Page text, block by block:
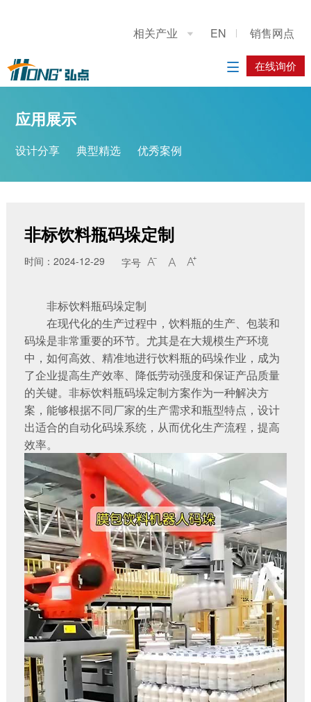
相关产业  EN 销售网点
在线询价

公司简介
设计分享
优秀案例
重型龙门上下料桁架机械手
工业机器人
履带底盘
系统方案
在线询价
应用展示
设计分享 典型精选 优秀案例
非标饮料瓶码垛定制
时间：2024-12-29 字号   
非标饮料瓶码垛定制
在现代化的生产过程中，饮料瓶的生产、包装和
码垛是非常重要的环节。尤其是在大规模生产环境
中，如何高效、精准地进行饮料瓶的码垛作业，成为
了企业提高生产效率、降低劳动强度和保证产品质量
的关键。非标饮料瓶码垛定制方案作为一种解决方
案，能够根据不同厂家的生产需求和瓶型特点，设计
出适合的自动化码垛系统，从而优化生产流程，提高
效率。